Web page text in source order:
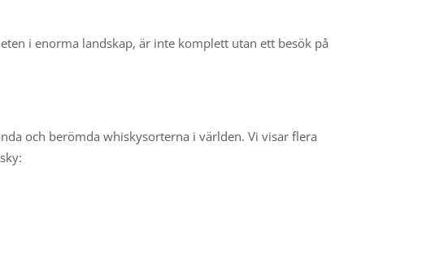
i enorma landskap, är inte komplett utan ett besök på
och berömda whiskysorterna i världen. Vi visar flera